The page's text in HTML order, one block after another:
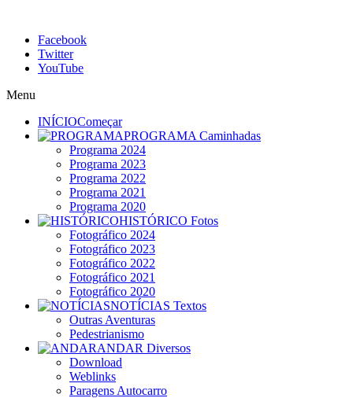
Facebook
Twitter
YouTube
Menu
INÍCIOComeçar
PROGRAMA Caminhadas
Programa 2024
Programa 2023
Programa 2022
Programa 2021
Programa 2020
HISTÓRICO Fotos
Fotográfico 2024
Fotográfico 2023
Fotográfico 2022
Fotográfico 2021
Fotográfico 2020
NOTÍCIAS Textos
Outras Aventuras
Pedestrianismo
ANDAR Diversos
Download
Weblinks
Paragens Autocarro